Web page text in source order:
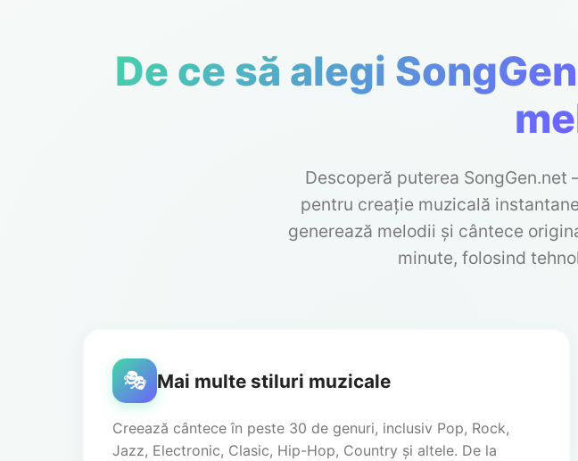
De ce să alegi
Descoperă puterea
pentru creație muzicală
generează melodii și cântece
minute, folosind
🎭 Mai multe stiluri muzicale
Creează cântece în peste 30 de genuri, inclusiv Pop, Rock,
Jazz, Electronic, Clasic, Hip-Hop, Country și altele. De la